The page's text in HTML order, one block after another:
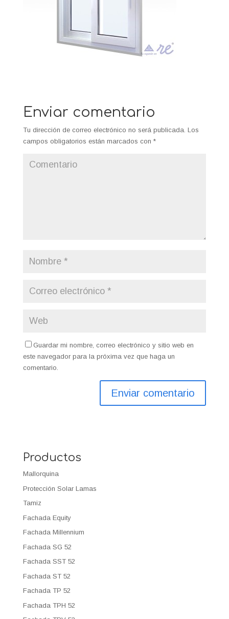
Enviar comentario
Tu dirección de correo electrónico no será publicada. Los
campos obligatorios están marcados con *
Guardar mi nombre, correo electrónico y sitio web en
este navegador para la próxima vez que haga un
comentario.
Productos
Mallorquina
Protección Solar Lamas
Tamiz
Fachada Equity
Fachada Millennium
Fachada SG 52
Fachada SST 52
Fachada ST 52
Fachada TP 52
Fachada TPH 52